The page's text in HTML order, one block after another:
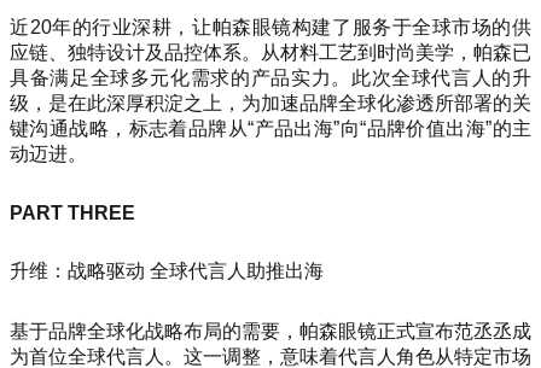
近20年的行业深耕，让帕森眼镜构建了服务于全球市场的供
应链、独特设计及品控体系。从材料工艺到时尚美学，帕森已
具备满足全球多元化需求的产品实力。此次全球代言人的升
级，是在此深厚积淀之上，为加速品牌全球化渗透所部署的关
键沟通战略，标志着品牌从“产品出海”向“品牌价值出海”的主
动迈进。
PART THREE
升维：战略驱动 全球代言人助推出海
基于品牌全球化战略布局的需要，帕森眼镜正式宣布范丞丞成
为首位全球代言人。这一调整，意味着代言人角色从特定市场